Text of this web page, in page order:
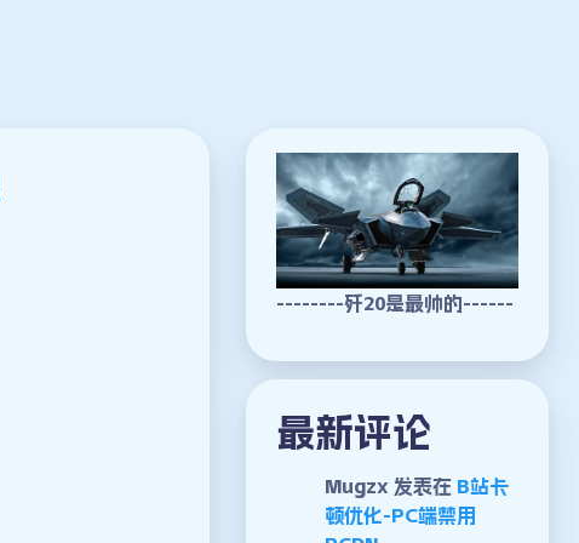
--------歼20是最帅的------
最新评论
Mugzx 发表在 B站卡
顿优化-PC端禁用